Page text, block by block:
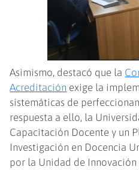
Asimismo, destacó que la
Acreditación exige la
sistemáticas de
respuesta a ello, la
Capacitación Docente y un
Investigación en Docencia
por la Unidad de